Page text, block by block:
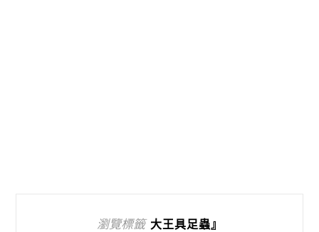
瀏覽標籤 大王具足蟲』